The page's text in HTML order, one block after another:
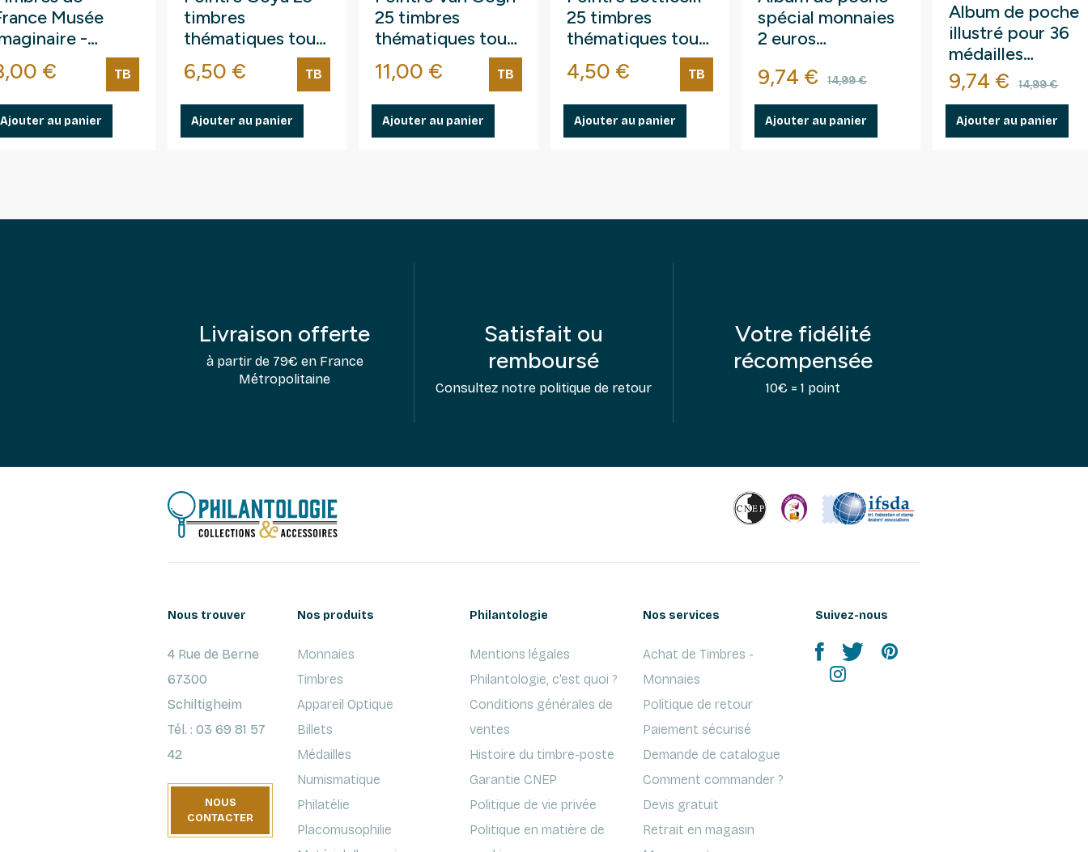
Musée
-
tous
€ TB
Ajouter au panier
timbres
thématiques tous
différents.
Prix
6,50 € TB
Ajouter au panier
25 timbres
thématiques tous
différents.
Prix
11,00 € TB
Ajouter au panier
25 timbres
thématiques tous
différents.
Prix
4,50 € TB
Ajouter au panier
spécial monnaies
2 euros
Prix
9,74 € Prix de base
14,99 €
Ajouter au panier
Album de poche
illustré pour 36
médailles
touristiques.
Prix
9,74 € Prix de
14,99 €
Ajouter au panier
Livraison offerte
à partir de 79€ en France
Métropolitaine
Satisfait ou
remboursé
Consultez notre politique de retour
Votre fidélité
récompensée
10€ = 1 point
Nous trouver
4 Rue de Berne
67300
Schiltigheim
Tél. : 03 69 81 57
42
NOUS
CONTACTER
Nos produits
Monnaies
Timbres
Appareil Optique
Billets
Médailles
Numismatique
Philatélie
Placomusophilie
Philantologie
Mentions légales
Philantologie, c'est quoi ?
Conditions générales de
ventes
Histoire du timbre-poste
Garantie CNEP
Politique de vie privée
Politique en matière de
Nos services
Achat de Timbres -
Monnaies
Politique de retour
Paiement sécurisé
Demande de catalogue
Comment commander ?
Devis gratuit
Retrait en magasin
Suivez-nous